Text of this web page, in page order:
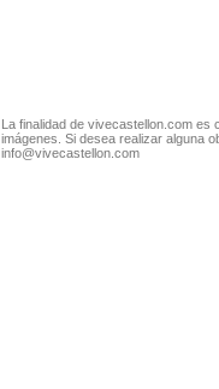
La finalidad de vivecastellon.com
imágenes. Si desea realizar alguna
info@vivecastellon.com